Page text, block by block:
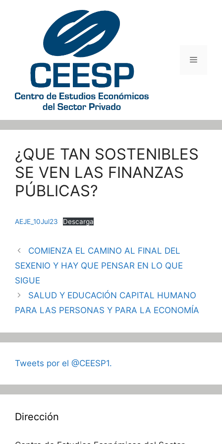
Menú
¿QUE TAN SOSTENIBLES
SE VEN LAS FINANZAS
PÚBLICAS?
AEJE_10Jul23 Descarga
COMIENZA EL CAMINO AL FINAL DEL
SEXENIO Y HAY QUE PENSAR EN LO QUE
SIGUE
SALUD Y EDUCACIÓN CAPITAL HUMANO
PARA LAS PERSONAS Y PARA LA ECONOMÍA
Tweets por el @CEESP1.
Dirección